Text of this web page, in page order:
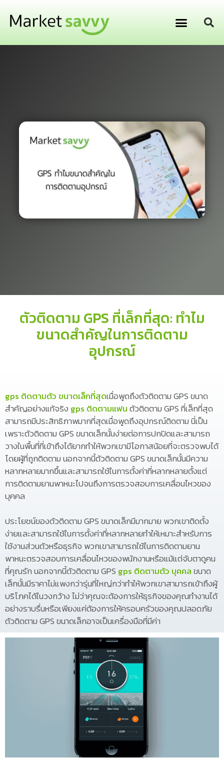
ตัวติดตาม GPS ที่เล็กที่สุด: ทำไม
ขนาดสำคัญในการติดตาม
อุปกรณ์
gps ติดตามตัว ขนาดเล็กที่สุดเมื่อพูดถึงตัวติดตาม GPS ขนาด
สำคัญอย่างแท้จริง gps ติดตามแฟนตัวติดตาม GPS ที่เล็กที่สุด
สามารถมีประสิทธิภาพมากที่สุดเมื่อพูดถึงอุปกรณ์ติดตาม นี่เป็น
เพราะตัวติดตาม GPS ขนาดเล็กนั้นง่ายต่อการปกปิดและสามารถ
วางในพื้นที่ที่เข้าถึงได้ยากทำให้พวกเขามีโอกาสน้อยที่จะตรวจพบได้
โดยผู้ที่ถูกติดตาม นอกจากนี้ตัวติดตาม GPS ขนาดเล็กนั้นมีความ
หลากหลายมากขึ้นและสามารถใช้ในการตั้งค่าที่หลากหลายตั้งแต่
การติดตามยานพาหนะไปจนถึงการตรวจสอบการเคลื่อนไหวของ
บุคคล
ประโยชน์ของตัวติดตาม GPS ขนาดเล็กมีมากมาย พวกเขาติดตั้ง
ง่ายและสามารถใช้ในการตั้งค่าที่หลากหลายทำให้เหมาะสำหรับการ
ใช้งานส่วนตัวหรือธุรกิจ พวกเขาสามารถใช้ในการติดตามยาน
พาหนะตรวจสอบการเคลื่อนไหวของพนักงานหรือแม้แต่จับตาดูคน
ที่คุณรัก นอกจากนี้ตัวติดตาม GPS gps ติดตามตัว บุคคลขนาด
เล็กนั้นมีราคาไม่แพงกว่ารุ่นที่ใหญ่กว่าทำให้พวกเขาสามารถเข้าถึงผู้
บริโภคได้ในวงกว้าง ไม่ว่าคุณจะต้องการให้ธุรกิจของคุณทำงานได้
อย่างราบรื่นหรือเพียงแค่ต้องการให้ครอบครัวของคุณปลอดภัย
ตัวติดตาม GPS ขนาดเล็กอาจเป็นเครื่องมือที่มีค่า